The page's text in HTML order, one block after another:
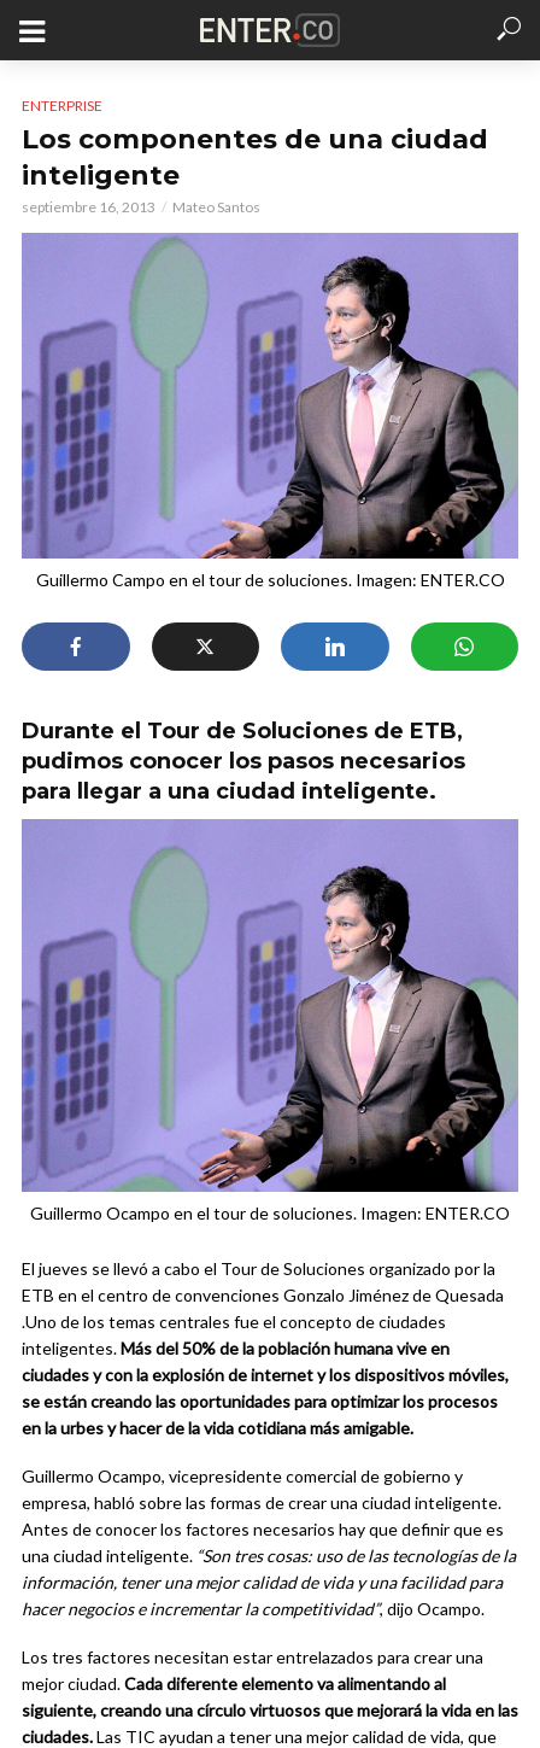
ENTERPRISE
Los componentes de una ciudad
inteligente
septiembre 16, 2013 Mateo Santos
Guillermo Campo en el tour de soluciones. Imagen: ENTER.CO
Durante el Tour de Soluciones de ETB,
pudimos conocer los pasos necesarios
para llegar a una ciudad inteligente.
Guillermo Ocampo en el tour de soluciones. Imagen: ENTER.CO
El jueves se llevó a cabo el Tour de Soluciones organizado por la
ETB en el centro de convenciones Gonzalo Jiménez de Quesada
.Uno de los temas centrales fue el concepto de ciudades
inteligentes.Más del 50% de la población humana vive en
ciudades y con la explosión de internet y los dispositivos móviles,
se están creando las oportunidades para optimizar los procesos
en la urbes y hacer de la vida cotidiana más amigable.
Guillermo Ocampo, vicepresidente comercial de gobierno y
empresa, habló sobre las formas de crear una ciudad inteligente.
Antes de conocer los factores necesarios hay que definir que es
una ciudad inteligente. “Son tres cosas: uso de las tecnologías de la
información, tener una mejor calidad de vida y una facilidad para
hacer negocios e incrementar la competitividad”, dijo Ocampo.
Los tres factores necesitan estar entrelazados para crear una
mejor ciudad.Cada diferente elemento va alimentando al
siguiente, creando una círculo virtuosos que mejorará la vida en las
ciudades.Las TIC ayudan a tener una mejor calidad de vida, que